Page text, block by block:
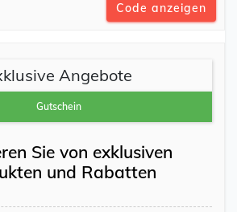
Code anzeigen
Angebote
Gutschein
Sie von exklusiven
und Rabatten